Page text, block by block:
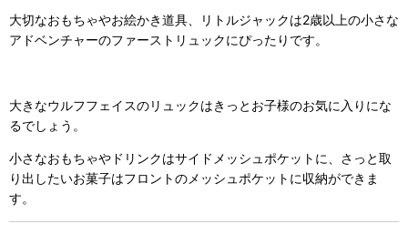
大切なおもちゃやお絵かき道具、リトルジャックは2歳以上の小さな
アドベンチャーのファーストリュックにぴったりです。
大きなウルフフェイスのリュックはきっとお子様のお気に入りにな
るでしょう。
小さなおもちゃやドリンクはサイドメッシュポケットに、さっと取
り出したいお菓子はフロントのメッシュポケットに収納ができま
す。